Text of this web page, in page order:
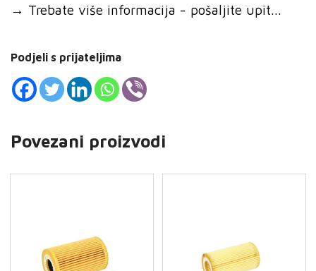
→ Trebate više informacija - pošaljite upit...
Podjeli s prijateljima
Povezani proizvodi